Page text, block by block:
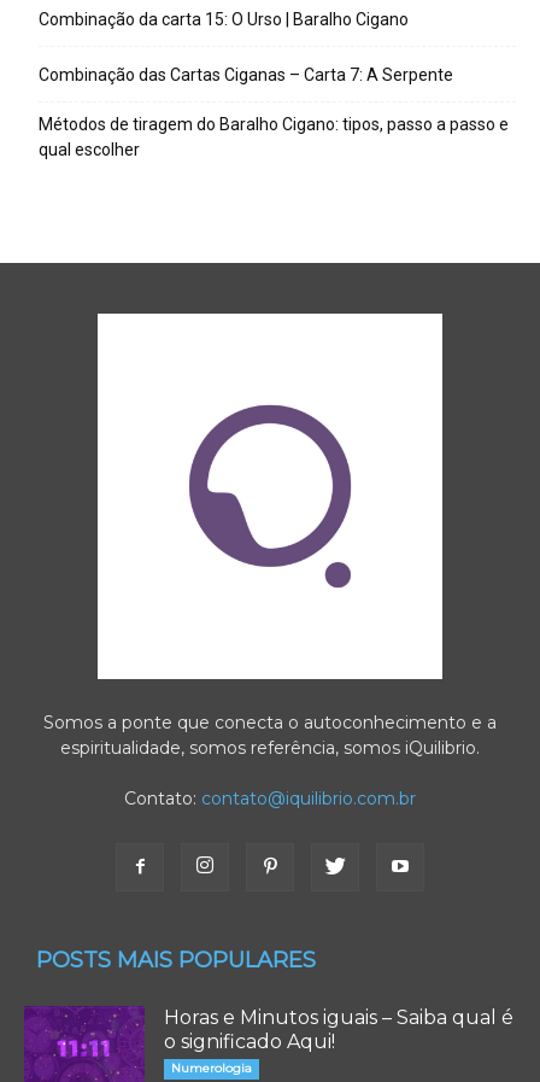
Combinação da carta 15: O Urso | Baralho Cigano
Combinação das Cartas Ciganas – Carta 7: A Serpente
Métodos de tiragem do Baralho Cigano: tipos, passo a passo e
qual escolher
Somos a ponte que conecta o autoconhecimento e a
espiritualidade, somos referência, somos iQuilibrio.
Contato: contato@iquilibrio.com.br
POSTS MAIS POPULARES
Horas e Minutos iguais – Saiba qual é
o significado Aqui!
Numerologia